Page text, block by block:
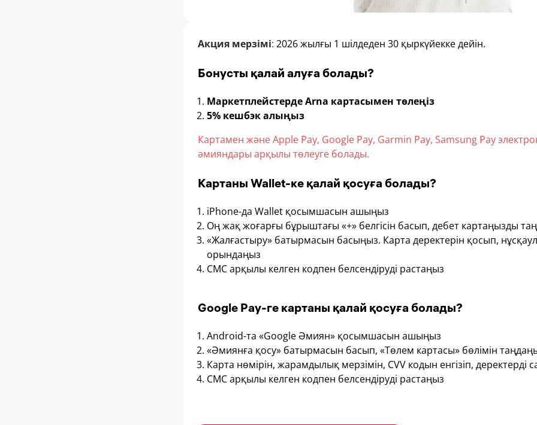
Акция мерзімі: 2026 жылғы 1 шілдеден 30 қыркүйекке дейін.
Бонусты қалай алуға болады?
Маркетплейстерде Arna картасымен төлеңіз
5% кешбэк алыңыз
Картамен және Apple Pay, Google Pay, Garmin Pay, Samsung Pay
әмияндары арқылы төлеуге болады.
Картаны Wallet-ке қалай қосуға болады?
iPhone-да Wallet қосымшасын ашыңыз
Оң жақ жоғарғы бұрыштағы «+» белгісін басып, дебет картаңызды
«Жалғастыру» батырмасын басыңыз. Карта деректерін қосып,
орындаңыз
СМС арқылы келген кодпен белсендіруді растаңыз
Google Pay-ге картаны қалай қосуға болады?
Android-та «Google Әмиян» қосымшасын ашыңыз
«Әмиянға қосу» батырмасын басып, «Төлем картасы» бөлімін
Карта нөмірін, жарамдылық мерзімін, CVV кодын енгізіп, деректерді
СМС арқылы келген кодпен белсендіруді растаңыз